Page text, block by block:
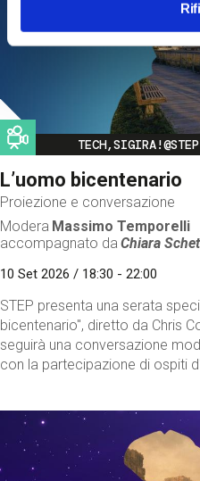
Image
TECH,SIGIRA!@STEP
L’uomo bicentenario
Proiezione e conversazione
Modera Massimo Temporelli
accompagnato da Chiara
10 Set 2026 / 18:30 - 22:00
STEP presenta una serata
bicentenario", diretto da Chris
seguirà una conversazione
con la partecipazione di ospiti